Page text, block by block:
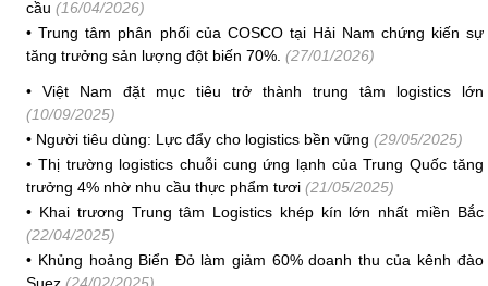
cầu (16/04/2026)
•Trung tâm phân phối của COSCO tại Hải Nam chứng kiến ​​sự
tăng trưởng sản lượng đột biến 70%. (27/01/2026)
•Việt Nam đặt mục tiêu trở thành trung tâm logistics lớn
(10/09/2025)
• Người tiêu dùng: Lực đẩy cho logistics bền vững (29/05/2025)
•Thị trường logistics chuỗi cung ứng lạnh của Trung Quốc tăng
trưởng 4% nhờ nhu cầu thực phẩm tươi (21/05/2025)
• Khai trương Trung tâm Logistics khép kín lớn nhất miền Bắc
(22/04/2025)
• Khủng hoảng Biển Đỏ làm giảm 60% doanh thu của kênh đào